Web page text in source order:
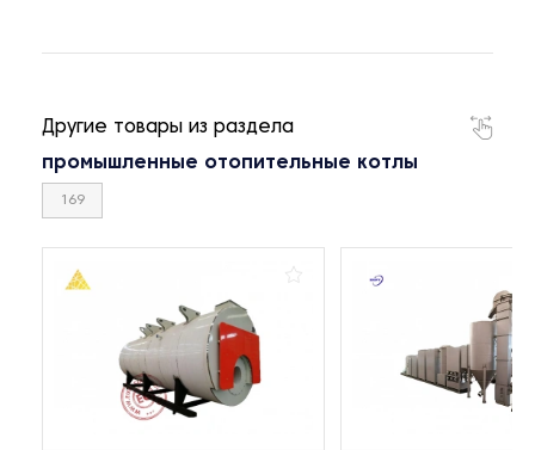
Другие товары из раздела
промышленные отопительные котлы
169